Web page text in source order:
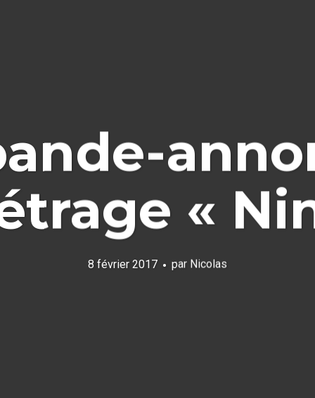
«
8 février 2017 par Nicolas